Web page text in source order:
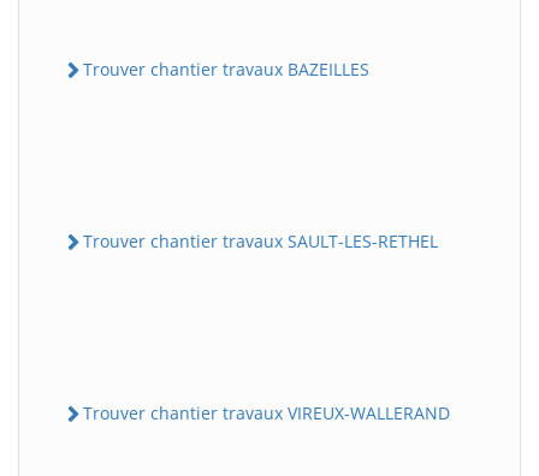
Trouver chantier travaux BAZEILLES
Trouver chantier travaux SAULT-LES-RETHEL
Trouver chantier travaux VIREUX-WALLERAND